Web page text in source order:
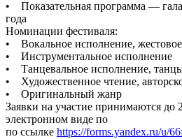
• Показательная программа —
года
Номинации фестиваля:
• Вокальное исполнение,
• Инструментальное исполнение
• Танцевальное исполнение,
• Художественное чтение,
• Оригинальный жанр
Заявки на участие принимаются до
электронном виде по
по ссылке https://forms.yandex.ru/u/